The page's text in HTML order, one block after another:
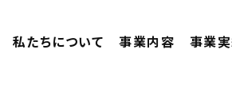
私たちについて 事業内容 事業